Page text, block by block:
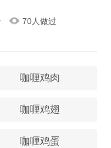
70人做过
咖喱鸡肉
咖喱鸡翅
咖喱鸡蛋